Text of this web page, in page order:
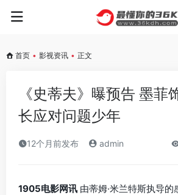
首页 • 影视资讯 • 正文
《史蒂夫》曝预告 墨菲
长应对问题少年
12个月前发布 admin
1905电影网讯 由蒂姆·米兰特斯执导